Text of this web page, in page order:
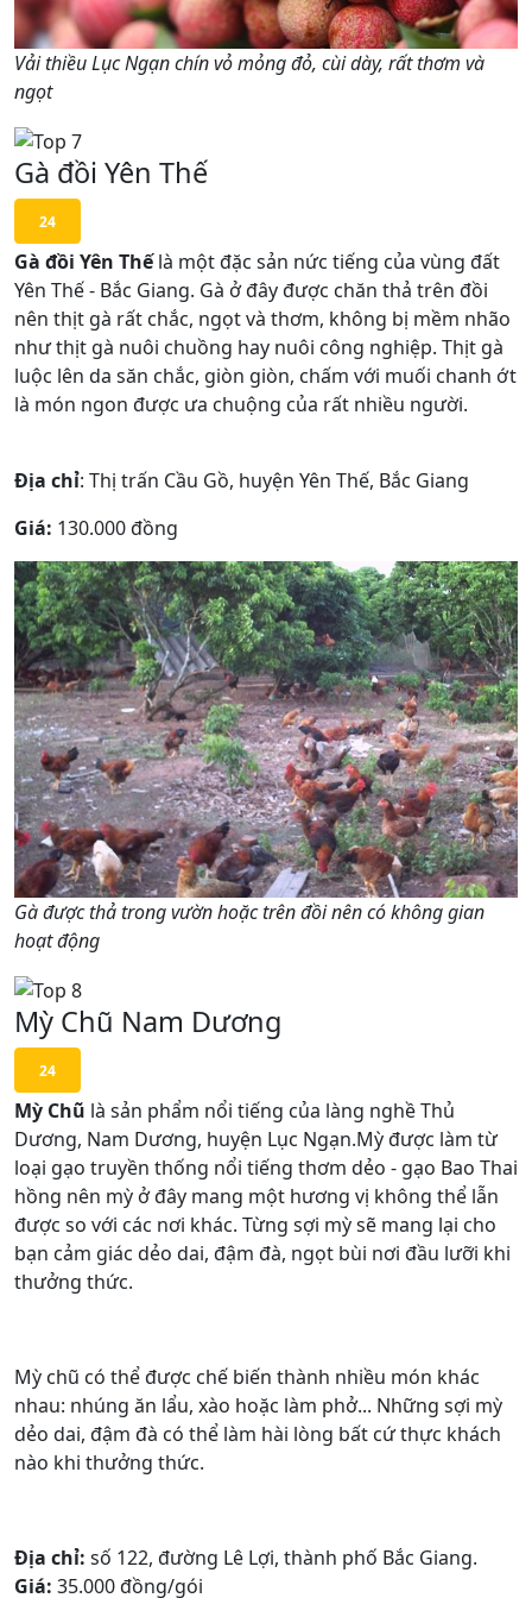
Vải thiều Lục Ngạn chín vỏ mỏng đỏ, cùi dày, rất thơm và
ngọt
Gà đồi Yên Thế
24
Gà đồi Yên Thếlà một đặc sản nức tiếng của vùng đất
Yên Thế - Bắc Giang. Gà ở đây được chăn thả trên đồi
nên thịt gà rất chắc, ngọt và thơm, không bị mềm nhão
như thịt gà nuôi chuồng hay nuôi công nghiệp. Thịt gà
luộc lên da săn chắc, giòn giòn, chấm với muối chanh ớt
là món ngon được ưa chuộng của rất nhiều người.
Địa chỉ: Thị trấn Cầu Gồ, huyện Yên Thế, Bắc Giang
Giá: 130.000 đồng
Gà được thả trong vườn hoặc trên đồi nên có không gian
hoạt động
Mỳ Chũ Nam Dương
24
Mỳ Chũ là sản phẩm nổi tiếng của làng nghề Thủ
Dương, Nam Dương, huyện Lục Ngạn.Mỳ được làm từ
loại gạo truyền thống nổi tiếng thơm dẻo - gạo Bao Thai
hồng nên mỳ ở đây mang một hương vị không thể lẫn
được so với các nơi khác. Từng sợi mỳ sẽ mang lại cho
bạn cảm giác dẻo dai, đậm đà, ngọt bùi nơi đầu lưỡi khi
thưởng thức.
Mỳ chũ có thể được chế biến thành nhiều món khác
nhau: nhúng ăn lẩu, xào hoặc làm phở... Những sợi mỳ
dẻo dai, đậm đà có thể làm hài lòng bất cứ thực khách
nào khi thưởng thức.
Địa chỉ: số 122, đường Lê Lợi, thành phố Bắc Giang.
Giá: 35.000 đồng/gói